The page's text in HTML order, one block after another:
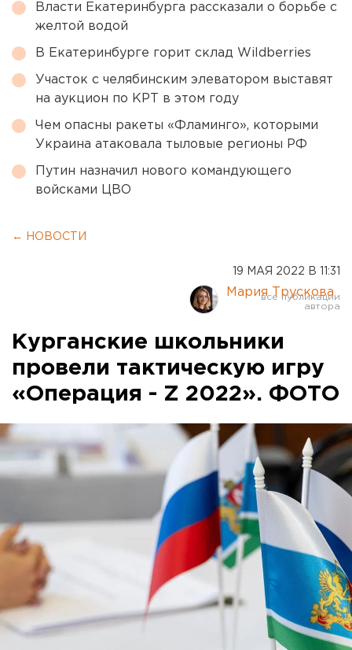
Власти Екатеринбурга рассказали о борьбе с
желтой водой
В Екатеринбурге горит склад Wildberries
Участок с челябинским элеватором выставят
на аукцион по КРТ в этом году
Чем опасны ракеты «Фламинго», которыми
Украина атаковала тыловые регионы РФ
Путин назначил нового командующего
войсками ЦВО
← НОВОСТИ
19 МАЯ 2022 В 11:31
Мария Трускова
Курганские школьники
провели тактическую игру
«Операция - Z 2022». ФОТО